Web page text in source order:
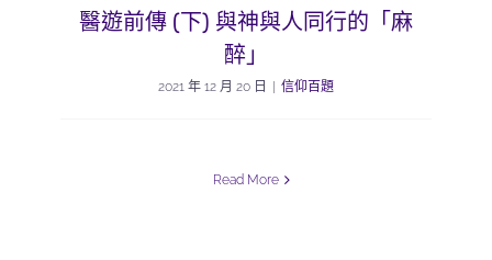
醫遊前傳 (下) 與神與人同行的「麻
醉」
2021 年 12 月 20 日 信仰百題
Read More